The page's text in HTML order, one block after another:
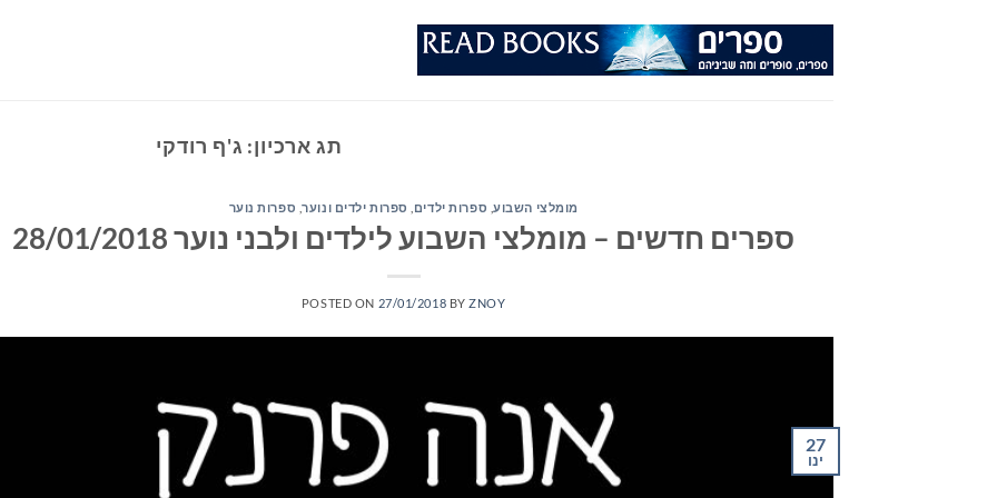
תג ארכיון: ג'ף רודקי
מומלצי השבוע, ספרות ילדים ספרות ילדים ונוער, ספרות נוער
ספרים חדשים – מומלצי השבוע לילדים ולבני נוער 28/01/2018
POSTED ON 27/01/2018 BYZNOY
27
ינו